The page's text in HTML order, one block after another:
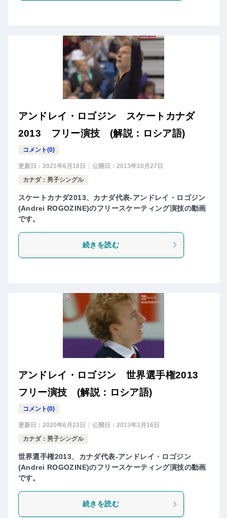
アンドレイ・ロゴジン スケートカナダ
2013 フリー演技 (解説：ロシア語)
コメント(0)
更新日： 2021年6月18日 公開日： 2013年10月27日
カナダ：男子シングル
スケートカナダ2013、カナダ代表-アンドレイ・ロゴジン
(Andrei ROGOZINE)のフリースケーティング演技の動画
です。
続きを読む
アンドレイ・ロゴジン 世界選手権2013
フリー演技 (解説：ロシア語)
コメント(0)
更新日： 2020年6月23日 公開日： 2013年3月16日
カナダ：男子シングル
世界選手権2013、カナダ代表-アンドレイ・ロゴジン
(Andrei ROGOZINE)のフリースケーティング演技の動画
です。
続きを読む